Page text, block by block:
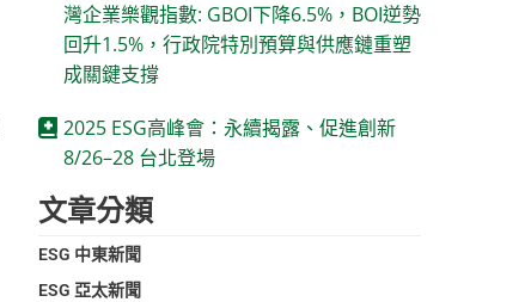
灣企業樂觀指數: GBOI下降6.5%，BOI逆勢
回升1.5%，行政院特別預算與供應鏈重塑
成關鍵支撐
2025 ESG高峰會：永續揭露、促進創新
8/26–28 台北登場
文章分類
ESG 中東新聞
ESG 亞太新聞